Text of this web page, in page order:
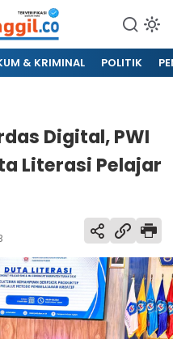
& KRIMINAL POLITIK
Digital, PWI
Literasi Pelajar